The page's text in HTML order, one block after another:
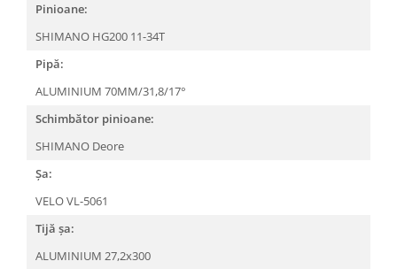
Pinioane:
SHIMANO HG200 11-34T
Pipă:
ALUMINIUM 70MM/31,8/17°
Schimbător pinioane:
SHIMANO Deore
Șa:
VELO VL-5061
Tijă șa:
ALUMINIUM 27,2x300